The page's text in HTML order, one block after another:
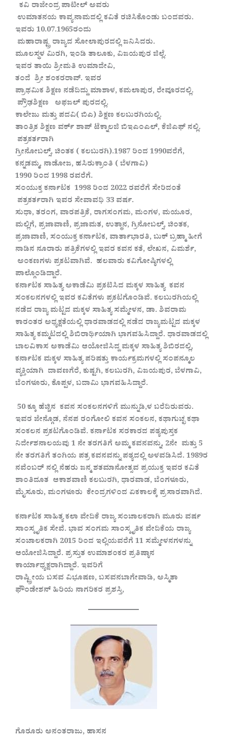
ಕವಿ ರಾಜೇಂದ್ರ ಪಾಟೀಲ್ ಅವರು
ಉಮಾತನಯ ಕಾವ್ಯನಾಮದಲ್ಲಿ ಕವಿತೆ ರಚಿಸಿಕೊಂಡು ಬಂದವರು.
ಇವರು 10.07.1965ರಂದು
ಮಹಾರಾಷ್ಟ್ರ ರಾಜ್ಯದ ಸೋಲಾಪುರದಲ್ಲಿ ಜನಿಸಿದರು.
ಮೂಲಸ್ಥಳ ಮಿರಗಿ, ಇಂಡಿ ತಾಲೂಕು, ವಿಜಯಪುರ ಜಿಲ್ಲೆ.
ಇವರ ತಾಯಿ ಶ್ರೀಮತಿ ಉಮಾದೇವಿ,
ತಂದೆ ಶ್ರೀ ಶಂಕರರಾವ್. ಇವರ
ಪ್ರಾಥಮಿಕ ಶಿಕ್ಷಣ ನಡೆದಿದ್ದು ಮಾಶಾಳ, ಕಮಲಾಪುರ, ರೇವೂರದಲ್ಲಿ.
ಪ್ರೌಢಶಿಕ್ಷಣ ಅಫಜಲ್ ಪುರ‌‌ದಲ್ಲಿ.
ಕಾಲೇಜು ಮತ್ತು ಪದವಿ( ಬಿಎ) ಶಿಕ್ಷಣ ಕಲಬುರಗಿಯಲ್ಲಿ.
ತಾಂತ್ರಿಕ ಶಿಕ್ಷಣ ವರ್ಕ್ ಶಾಪ್ ಟೆಕ್ನಾಲಜಿ ಬಿಇಎಂಎಲ್, ಕೆಜಿಎಫ್‌ ನಲ್ಲಿ.
ಪತ್ರಕರ್ತರಾಗಿ
ಗ್ರೀನೋಬಲ್ಸ್, ಚಿಂತಕ ( ಕಲಬುರಗಿ).1987 ರಿಂದ 1990ವರೆಗೆ,
ಕನ್ನಡಮ್ಮ, ನಾಡೋಜ, ಹಸಿರುಕ್ರಾಂತಿ ( ಬೆಳಗಾವಿ)
1990 ರಿಂದ 1998 ರವರೆಗೆ.
ಸಂಯುಕ್ತ ಕರ್ನಾಟಕ 1998 ರಿಂದ 2022 ರವರೆಗೆ ಸೇರಿದಂತೆ
ಪತ್ರಕರ್ತರಾಗಿ ಇವರ ಸೇವಾವಧಿ 33 ವರ್ಷ‌.
ಸುಧಾ, ತರಂಗ, ವಾರಪತ್ರಿಕೆ, ರಾಗಸಂಗಮ, ಮಂಗಳ, ಮಯೂರ,
ಮಲ್ಲಿಗೆ, ಪ್ರಜಾವಾಣಿ, ಪ್ರಜಾಮತ, ಉತ್ಥಾನ, ಗ್ರಿನೋಬಲ್ಸ್, ಚಿಂತಕ,
ಪ್ರಜಾವಾಣಿ, ಸಂಯುಕ್ತ ಕರ್ನಾಟಕ, ವಾರ್ತಾಭಾರತಿ, ಬುಕ್ ಬ್ರಹ್ಮಾ ಹೀಗೆ
ನಾಡಿನ ನೂರಾರು ಪತ್ರಿಕೆಗಳಲ್ಲಿ ಇವರ ಕವನ ಕತೆ, ಲೇಖನ, ವಿಮರ್ಶೆ,
ಅಂಕಣಗಳು ಪ್ರಕಟವಾಗಿವೆ. ಹಲವಾರು ಕವಿಗೋಷ್ಠಿಗಳಲ್ಲಿ
ಪಾಲ್ಗೊಂಡಿದ್ದಾರೆ.
ಕರ್ನಾಟಕ ಸಾಹಿತ್ಯ ಅಕಾಡೆಮಿ ಪ್ರಕಟಿಸಿದ ಮಕ್ಕಳ ಸಾಹಿತ್ಯ ಕವನ
ಸಂಕಲನಗಳಲ್ಲಿ ಇವರ ಕವಿತೆಗಳು ಪ್ರಕಟಗೊಂಡಿವೆ. ಕಲಬುರಗಿಯಲ್ಲಿ
ನಡೆದ ರಾಜ್ಯ ಮಟ್ಟದ ಮಕ್ಕಳ ಸಾಹಿತ್ಯ ಸಮ್ಮೇಳನ, ಡಾ. ಶಿವರಾಮ
ಕಾರಂತರ ಅಧ್ಯಕ್ಷತೆಯಲ್ಲಿ ಧಾರವಾಡದಲ್ಲಿ ನಡೆದ ರಾಜ್ಯಮಟ್ಟದ ಮಕ್ಕಳ
ಸಾಹಿತ್ಯ ಕಮ್ಮಟದಲ್ಲಿ ಶಿಬಿರಾರ್ಥಿಯಾಗಿ ಭಾಗವಹಿಸಿದ್ದಾರೆ. ಧಾರವಾಡದಲ್ಲಿ
ಬಾಲವಿಕಾಸ ಅಕಾಡೆಮಿ ಆಯೋಜಿಸಿದ್ದ ಮಕ್ಕಳ ಸಾಹಿತ್ಯ ಶಿಬಿರದಲ್ಲಿ,
ಕರ್ನಾಟಕ ಮಕ್ಕಳ ಸಾಹಿತ್ಯ ಪರಿಷತ್ತು ಕಾರ್ಯಕ್ರಮಗಳಲ್ಲಿ ಸಂಪನ್ಮೂಲ
ವ್ಯಕ್ತಿಯಾಗಿ ದಾವಣಗೆರೆ, ಕುಷ್ಟಗಿ, ಕಲಬುರಗಿ, ವಿಜಯಪುರ, ಬೆಳಗಾವಿ,
ಬೆಂಗಳೂರು, ಕೊಪ್ಪಳ, ಬದಾಮಿ ಭಾಗವಹಿಸಿದ್ದಾರೆ.
50 ಕ್ಕೂ ಹೆಚ್ಚಿನ ಕವನ ಸಂಕಲನಗಳಿಗೆ ಮುನ್ನುಡಿ,ಳ ಬರೆದಿರುವರು.
ಇವರ ಜೇನ್ಗೊಡ, ನೆನಪ ರಂಗೋಲಿ ಕವನ ಸಂಕಲನ, ಕಥಾಗುಚ್ಛ ಕಥಾ
ಸಂಕಲನ ಪ್ರಕಟಗೊಂಡಿವೆ. ಕರ್ನಾಟಕ ಸರಕಾರದ ಪಠ್ಯಪುಸ್ತಕ
ನಿರ್ದೇಶನಾಲಯವು 1 ನೇ ತರಗತಿಗೆ ಅಮ್ಮ ಕವನವನ್ನು, 2ನೇ ಮತ್ತು 5
ನೇ ತರಗತಿಗೆ ತಂಗಿಯ ಪತ್ರ ಕವನವನ್ನು ಪಠ್ಯದಲ್ಲಿ ಅಳವಡಿಸಿದೆ. 1989ರ
ನವೆಂಬರ್ ನಲ್ಲಿ ನೆಹರು ಜನ್ಮ ಶತಮಾನೋತ್ಸವ ಪ್ರಯುಕ್ತ ಇವರ ಕವಿತೆ
ಶಾಂತಿದೂತ ಆಕಾಶವಾಣಿ ಕಲಬುರಗಿ, ಧಾರವಾಡ, ಬೆಂಗಳೂರು,
ಮೈಸೂರು, ಮಂಗಳೂರು ಕೇಂದ್ರಗಳಿಂದ ಏಕಕಾಲಕ್ಕೆ ಪ್ರಸಾರವಾಗಿದೆ.
ಕರ್ನಾಟಕ ಸಾಹಿತ್ಯ ಕಲಾ ವೇದಿಕೆ ರಾಜ್ಯ ಸಂಚಾಲಕರಾಗಿ ಮೂರು ವರ್ಷ
ಸಾಂಸ್ಕೃತಿಕ ಸೇವೆ. ಭಾವ ಸಂಗಮ ಸಾಂಸ್ಕೃತಿಕ ವೇದಿಕೆಯ ರಾಜ್ಯ
ಸಂಚಾಲಕರಾಗಿ 2015 ರಿಂದ ಇಲ್ಲಿಯವರೆಗೆ 11 ಸಮ್ಮೇಳನಗಳನ್ನು
ಆಯೋಜಿಸಿದ್ದಾರೆ. ಪ್ರಸ್ತುತ ಉಮಾಶಂಕರ ಪ್ರತಿಷ್ಠಾನ
ಕಾರ್ಯಾಧ್ಯಕ್ಷರಾಗಿದ್ದಾರೆ. ಇವರಿಗೆ
ರಾಷ್ಟ್ರೀಯ ಬಸವ ವಿಭೂಷಣ, ಬಸವನಬಾಗೇವಾಡಿ, ಅಸ್ಮಿತಾ
ಫೌಂಡೇಶನ್ ಹಿರಿಯ ನಾಗರಿಕರ ಪ್ರಶಸ್ತಿ,
ಗೊರೂರು ಅನಂತರಾಜು, ಹಾಸನ